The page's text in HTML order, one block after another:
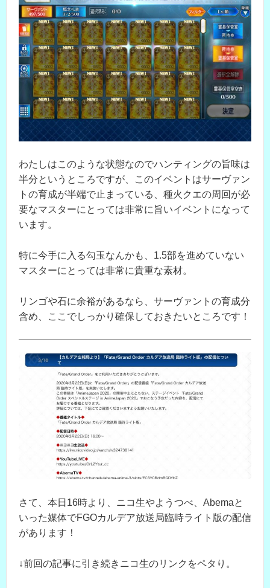
わたしはこのような状態なのでハンティングの旨味は
半分というところですが、このイベントはサーヴァン
トの育成が半端で止まっている、種火クエの周回が必
要なマスターにとっては非常に旨いイベントになって
います。
特に今手に入る勾玉なんかも、1.5部を進めていない
マスターにとっては非常に貴重な素材。
リンゴや石に余裕があるなら、サーヴァントの育成分
含め、ここでしっかり確保しておきたいところです！
さて、本日16時より、ニコ生やようつべ、Abemaと
いった媒体でFGOカルデア放送局臨時ライト版の配信
があります！
↓前回の記事に引き続きニコ生のリンクをペタり。